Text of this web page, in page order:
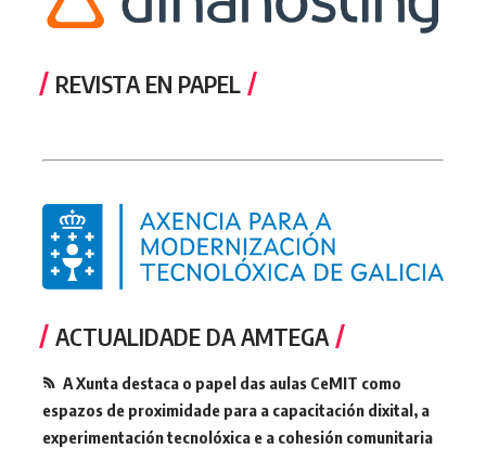
REVISTA EN PAPEL
ACTUALIDADE DA AMTEGA
A Xunta destaca o papel das aulas CeMIT como
espazos de proximidade para a capacitación dixital, a
experimentación tecnolóxica e a cohesión comunitaria